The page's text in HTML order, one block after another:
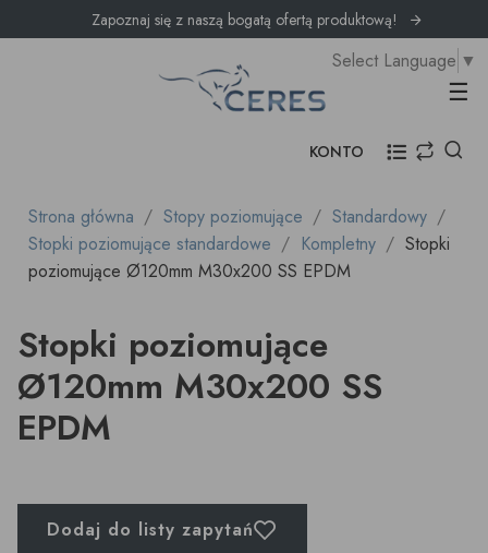
Zapoznaj się z naszą bogatą ofertą produktową!
☰
Select Language ▼
KONTO
Strona główna Stopy poziomujące
Standardowy
Stopki poziomujące standardowe
Kompletny
Stopki
poziomujące Ø120mm M30x200 SS EPDM
Stopki poziomujące
Ø120mm M30x200 SS
EPDM
Dodaj do listy zapytań